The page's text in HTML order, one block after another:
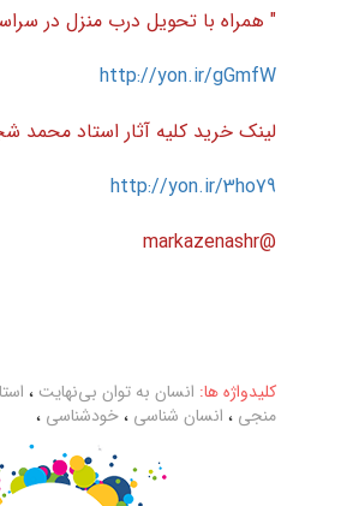
" همراه با تحویل درب منزل در
http://yon.ir/gGmfW
لینک خرید کلیه آثار استاد محمد
http://yon.ir/3ho79
@markazenashr
کلیدواژه ها: انسان به توان بی‌نهایت ،
منجی ، انسان شناسی ،خودشناسی ،